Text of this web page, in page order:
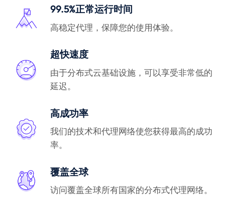
99.5%正常运行时间
高稳定代理，保障您的使用体验。
超快速度
由于分布式云基础设施，可以享受非常低的
延迟。
高成功率
我们的技术和代理网络使您获得最高的成功
率。
覆盖全球
访问覆盖全球所有国家的分布式代理网络。